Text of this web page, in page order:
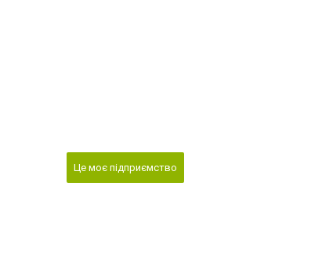
Це моє підприємство